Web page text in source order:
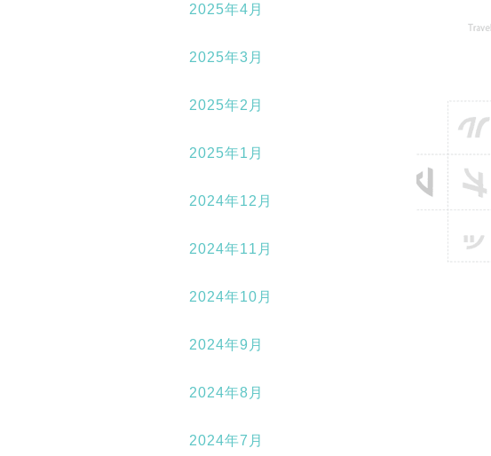
2025年4月
2025年3月
2025年2月
2025年1月
2024年12月
2024年11月
2024年10月
2024年9月
2024年8月
2024年7月